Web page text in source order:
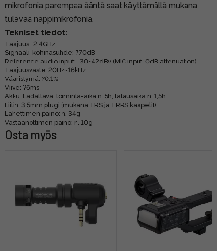
mikrofonia parempaa ääntä saat käyttämällä mukana
tulevaa nappimikrofonia.
Tekniset tiedot:
Taajuus : 2.4GHz
Signaali-kohinasuhde: ?70dB
Reference audio input: -30~42dBv (MIC input, 0dB attenuation)
Taajuusvaste: 20Hz~16kHz
Vääristymä: ?0.1%
Viive: ?6ms
Akku: Ladattava, toiminta-aika n. 5h, latausaika n. 1,5h
Liitin: 3,5mm plugi (mukana TRS ja TRRS kaapelit)
Lähettimen paino: n. 34g
Vastaanottimen paino: n. 10g
Osta myös